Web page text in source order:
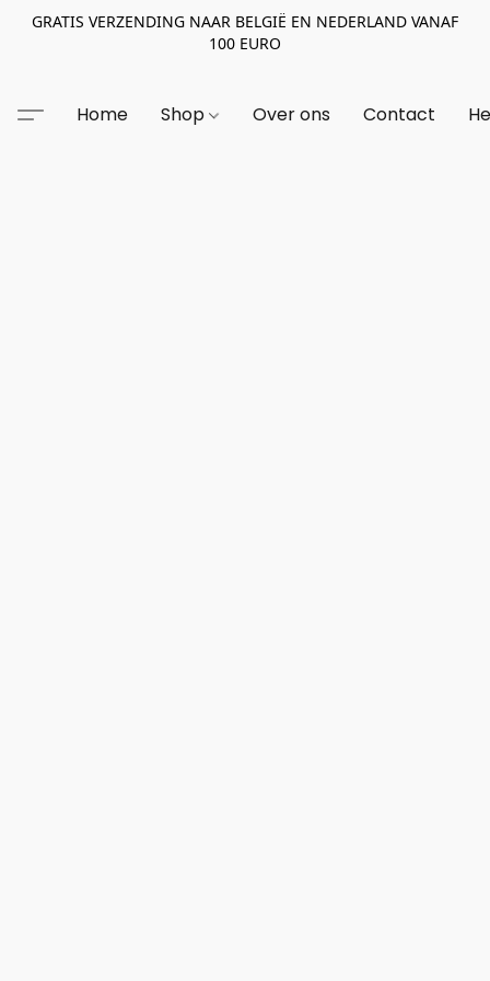
GRATIS VERZENDING NAAR BELGIË EN NEDERLAND VANAF
100 EURO
Home Shop Over ons Contact